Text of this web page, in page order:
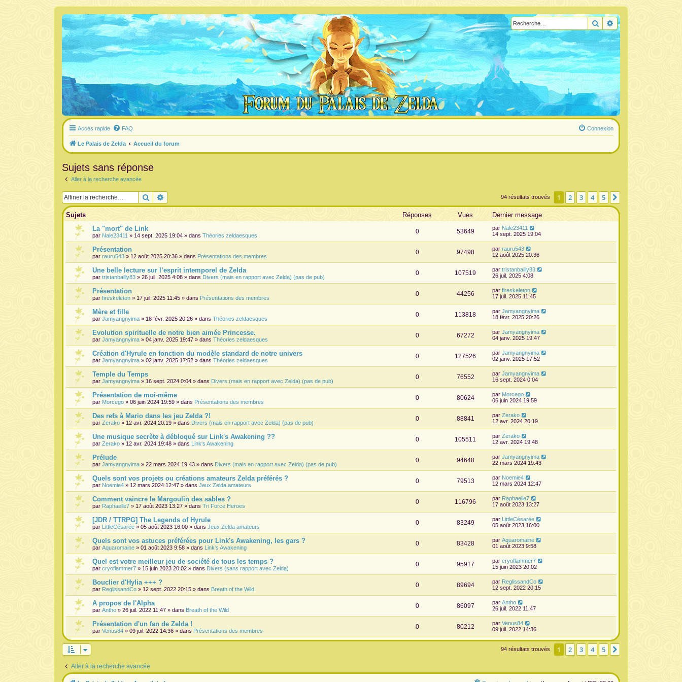
RechercherRecherche avancée
Accès rapide FAQ Connexion
Le Palais de Zelda Accueil du forum
Sujets sans réponse
Aller à la recherche avancée
Rechercher 94 résultats trouvés 1 2 3 4 5
Sujets Réponses Vues
Dernier message
La "mort" de Link
par Nale23411 » 14 sept. 2025 19:04 » dans Théories zeldaesques
0 53649 par Nale23411
14 sept. 2025 19:04
Présentation
par rauru543 » 12 août 2025 20:36 » dans Présentations des membres
0 97498 par rauru543
12 août 2025 20:36
Une belle lecture sur l’esprit intemporel de Zelda
par tristanbailly83 » 26 juil. 2025 4:08 » dans Divers (mais en rapport avec Zelda) (pas de pub)
0 107519 par tristanbailly83
26 juil. 2025 4:08
Présentation
par fireskeleton » 17 juil. 2025 11:45 » dans Présentations des membres
0 44256 par fireskeleton
17 juil. 2025 11:45
Mère et fille
par Jamyangnyima » 18 févr. 2025 20:26 » dans Théories zeldaesques
0 113818 par Jamyangnyima
18 févr. 2025 20:26
Evolution spirituelle de notre bien aimée Princesse.
par Jamyangnyima » 04 janv. 2025 19:47 » dans Théories zeldaesques
0 67272 par Jamyangnyima
04 janv. 2025 19:47
Création d'Hyrule en fonction du modèle standard de notre univers
par Jamyangnyima » 02 janv. 2025 17:52 » dans Théories zeldaesques
0 127526 par Jamyangnyima
02 janv. 2025 17:52
Temple du Temps
par Jamyangnyima » 16 sept. 2024 0:04 » dans Divers (mais en rapport avec Zelda) (pas de pub)
0 76552 par Jamyangnyima
16 sept. 2024 0:04
Présentation de moi-même
par Morcego » 06 juin 2024 19:59 » dans Présentations des membres
0 80624 par Morcego
06 juin 2024 19:59
Des refs à Mario dans les jeu Zelda ?!
par Zerako » 12 avr. 2024 20:19 » dans Divers (mais en rapport avec Zelda) (pas de pub)
0 88841 par Zerako
12 avr. 2024 20:19
Une musique secrète à débloqué sur Link's Awakening ??
par Zerako » 12 avr. 2024 19:48 » dans Link's Awakening
0 105511 par Zerako
12 avr. 2024 19:48
Prélude
par Jamyangnyima » 22 mars 2024 19:43 » dans Divers (mais en rapport avec Zelda) (pas de pub)
0 94648 par Jamyangnyima
22 mars 2024 19:43
Quels sont vos projets ou créations amateurs Zelda préférés ?
par Noemie4 » 12 mars 2024 12:47 » dans Jeux Zelda amateurs
0 79513 par Noemie4
12 mars 2024 12:47
Comment vaincre le Margoulin des sables ?
par Raphaelle7 » 17 août 2023 13:27 » dans Tri Force Heroes
0 116796 par Raphaelle7
17 août 2023 13:27
[JDR / TTRPG] The Legends of Hyrule
par LittleCésarée » 05 août 2023 16:00 » dans Jeux Zelda amateurs
0 83249 par LittleCésarée
05 août 2023 16:00
Quels sont vos astuces préférées pour Link's Awakening, les gars ?
par Aquaromaine » 01 août 2023 9:58 » dans Link's Awakening
0 83428 par Aquaromaine
01 août 2023 9:58
Quel est votre meilleur jeu de société de tous les temps ?
par cryoflammer7 » 15 juin 2023 20:02 » dans Divers (sans rapport avec Zelda)
0 95917 par cryoflammer7
15 juin 2023 20:02
Bouclier d'Hylia +++ ?
par ReglissandCo » 12 sept. 2022 20:15 » dans Breath of the Wild
0 89694 par ReglissandCo
12 sept. 2022 20:15
A propos de l'Alpha
par Antho » 26 juil. 2022 11:47 » dans Breath of the Wild
0 86097 par Antho
26 juil. 2022 11:47
Présentation d'un fan de Zelda !
par Venus84 » 09 juil. 2022 14:36 » dans Présentations des membres
0 80212 par Venus84
09 juil. 2022 14:36
94 résultats trouvés 1 2 3 4 5
Aller à la recherche avancée